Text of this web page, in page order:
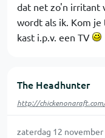
dat net zo'n irritant
wordt als ik. Kom
kast i.p.v. een TV
The Headhunter
http://
zaterdag 12 november